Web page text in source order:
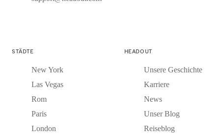
STÄDTE
New York
Las Vegas
Rom
Paris
London
HEADOUT
Unsere Geschichte
Karriere
News
Unser Blog
Reiseblog